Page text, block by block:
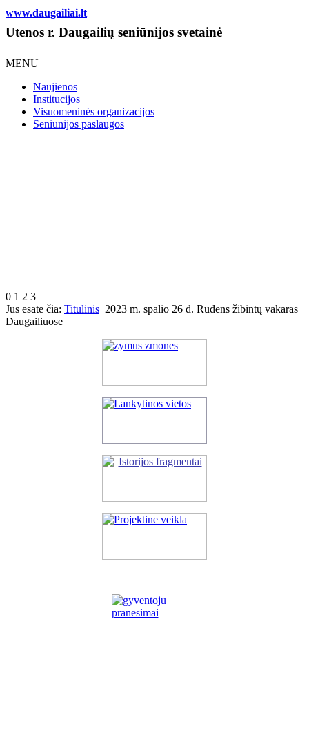
www.daugailiai.lt
Utenos r. Daugailių seniūnijos svetainė
MENU
Naujienos
Institucijos
Visuomeninės organizacijos
Seniūnijos paslaugos
0 1 2 3
Jūs esate čia: Titulinis 2023 m. spalio 26 d. Rudens žibintų vakaras
Daugailiuose